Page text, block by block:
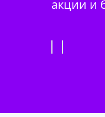
акции и